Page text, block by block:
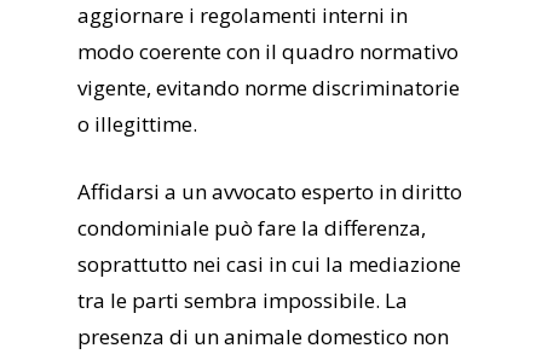
aggiornare i regolamenti interni in
modo coerente con il quadro normativo
vigente, evitando norme discriminatorie
o illegittime.
Affidarsi a un avvocato esperto in diritto
condominiale può fare la differenza,
soprattutto nei casi in cui la mediazione
tra le parti sembra impossibile. La
presenza di un animale domestico non